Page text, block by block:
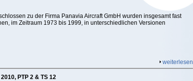
zu der Firma Panavia Aircraft GmbH wurden insgesamt fast
im Zeitraum 1973 bis 1999, in unterschiedlichen Versionen
weiterlesen
PTP 2 & TS 12